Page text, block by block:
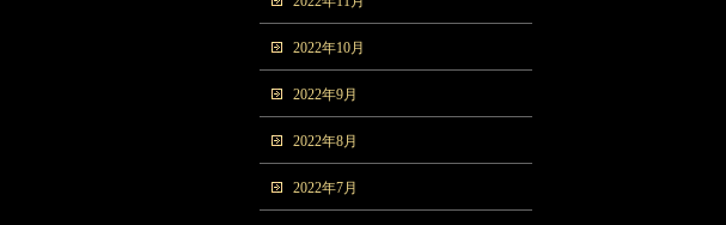
2022年10月
2022年9月
2022年8月
2022年7月